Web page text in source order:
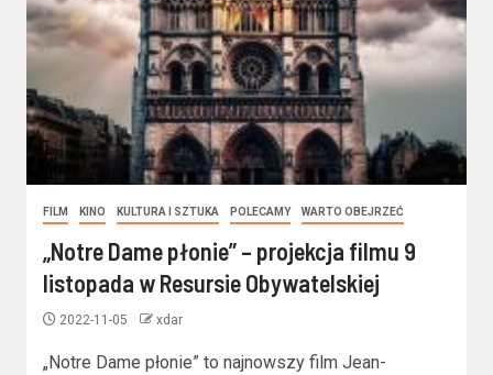
FILM KINO KULTURA I SZTUKA POLECAMY WARTO OBEJRZEĆ
„Notre Dame płonie” – projekcja filmu 9
listopada w Resursie Obywatelskiej
2022-11-05 xdar
„Notre Dame płonie” to najnowszy film Jean-